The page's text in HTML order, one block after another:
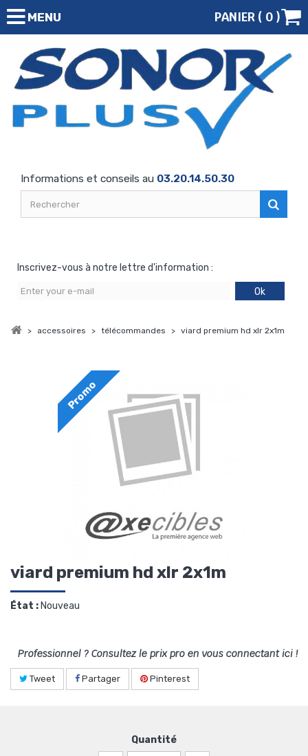
MENU PANIER ( 0 )
Informations et conseils au 03.20.14.50.30
Inscrivez-vous à notre lettre d'information :
Ok
> accessoires > télécommandes > viard premium hd xlr 2x1m
Promo
viard premium hd xlr 2x1m
État :Nouveau
Professionnel ? Consultez le prix pro en vous connectant ici !
Tweet Partager Pinterest
Quantité